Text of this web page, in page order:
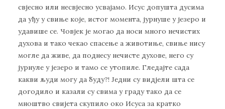
свјесно или несвјесно усвајамо. Исус допушта дусима
да уђу у свиње које, истог момента, јурнуше у језеро и
удавише се. Човјек је могао да носи много нечистих
духова и тако чекао спасење а животиње, свиње нису
могле да живе, да поднесу нечисте духове, него су
јурнуле у језеро и тамо се утопиле. Гледајте сада
какви људи могу да буду?! Једни су видјели шта се
догодило и казали су свима у граду тако да се
мноштво свијета скупило око Исуса за кратко